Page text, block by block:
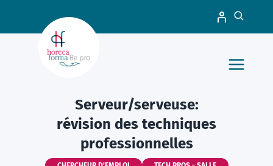
Serveur/serveuse:
révision des techniques
professionnelles